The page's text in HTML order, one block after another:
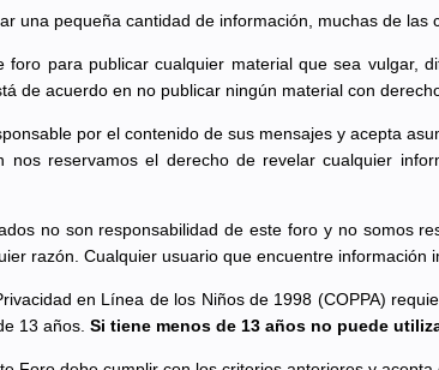
una pequeña cantidad de información, muchas de las
foro para publicar cualquier material que sea vulgar,
de acuerdo en no publicar ningún material con
por el contenido de sus mensajes y acepta
nos reservamos el derecho de revelar cualquier
no son responsabilidad de este foro y no somos
razón. Cualquier usuario que encuentre
en Línea de los Niños de 1998 (COPPA)
13 años. Si tiene menos de 13 años no puede